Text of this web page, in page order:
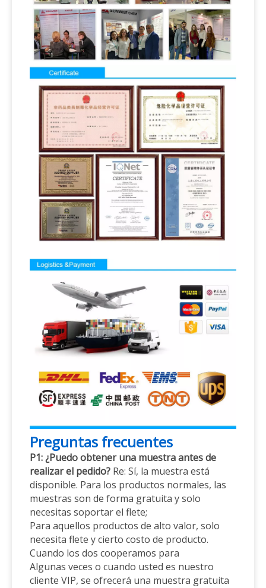
Preguntas frecuentes
P1: ¿Puedo obtener una muestra antes de
realizar el pedido? Re: Sí, la muestra está
disponible. Para los productos normales, las
muestras son de forma gratuita y solo
necesitas soportar el flete;
Para aquellos productos de alto valor, solo
necesita flete y cierto costo de producto.
Cuando los dos cooperamos para
Algunas veces o cuando usted es nuestro
cliente VIP, se ofrecerá una muestra gratuita